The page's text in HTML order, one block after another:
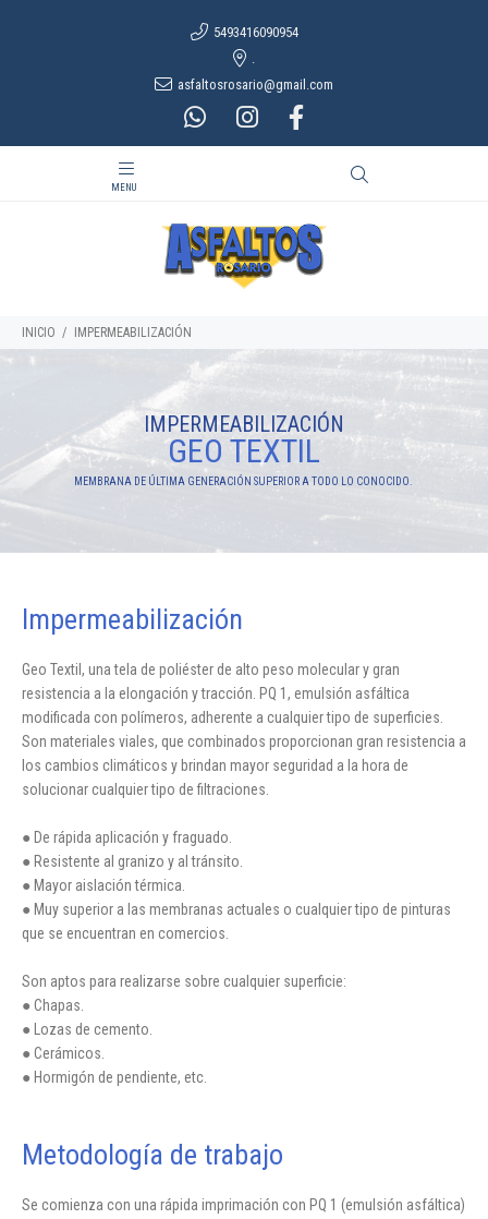
5493416090954
.
asfaltosrosario@gmail.com
INICIO IMPERMEABILIZACIÓN
IMPERMEABILIZACIÓN
GEO TEXTIL
MEMBRANA DE ÚLTIMA GENERACIÓN SUPERIOR A TODO LO CONOCIDO.
Impermeabilización
Geo Textil, una tela de poliéster de alto peso molecular y gran
resistencia a la elongación y tracción. PQ 1, emulsión asfáltica
modificada con polímeros, adherente a cualquier tipo de superficies.
Son materiales viales, que combinados proporcionan gran resistencia a
los cambios climáticos y brindan mayor seguridad a la hora de
solucionar cualquier tipo de filtraciones.
● De rápida aplicación y fraguado.
● Resistente al granizo y al tránsito.
● Mayor aislación térmica.
● Muy superior a las membranas actuales o cualquier tipo de pinturas
que se encuentran en comercios.
Son aptos para realizarse sobre cualquier superficie:
● Chapas.
● Lozas de cemento.
● Cerámicos.
● Hormigón de pendiente, etc.
Metodología de trabajo
Se comienza con una rápida imprimación con PQ 1 (emulsión asfáltica)